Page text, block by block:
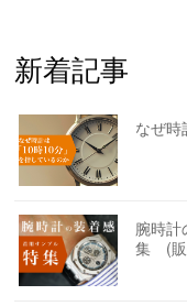
新着記事
なぜ時
腕時計
集 (販